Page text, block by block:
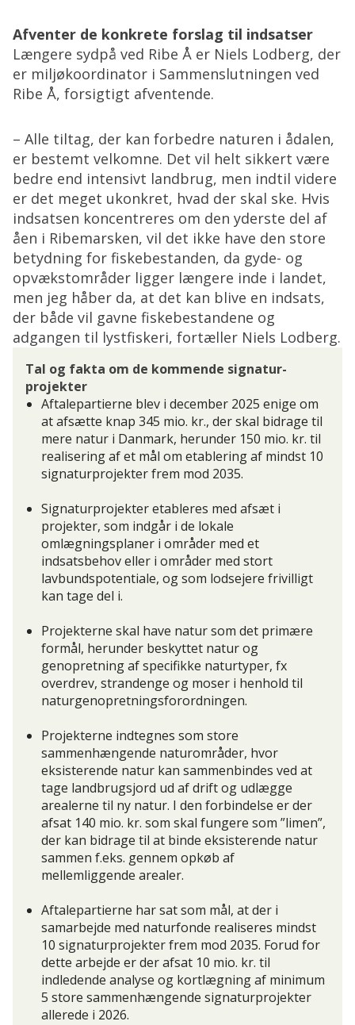
Tal og fakta om de kommende signatur-
projekter
Aftalepartierne blev i december 2025 enige om
at afsætte knap 345 mio. kr., der skal bidrage til
mere natur i Danmark, herunder 150 mio. kr. til
realisering af et mål om etablering af mindst 10
signaturprojekter frem mod 2035.
Signaturprojekter etableres med afsæt i
projekter, som indgår i de lokale
omlægningsplaner i områder med et
indsatsbehov eller i områder med stort
lavbundspotentiale, og som lodsejere frivilligt
kan tage del i.
Projekterne skal have natur som det primære
formål, herunder beskyttet natur og
genopretning af specifikke naturtyper, fx
overdrev, strandenge og moser i henhold til
naturgenopretningsforordningen.
Projekterne indtegnes som store
sammenhængende naturområder, hvor
eksisterende natur kan sammenbindes ved at
tage landbrugsjord ud af drift og udlægge
arealerne til ny natur. I den forbindelse er der
afsat 140 mio. kr. som skal fungere som ”limen”,
der kan bidrage til at binde eksisterende natur
sammen f.eks. gennem opkøb af
mellemliggende arealer.
Aftalepartierne har sat som mål, at der i
samarbejde med naturfonde realiseres mindst
10 signaturprojekter frem mod 2035. Forud for
dette arbejde er der afsat 10 mio. kr. til
indledende analyse og kortlægning af minimum
5 store sammenhængende signaturprojekter
allerede i 2026.
Afventer de konkrete forslag til indsatser
Længere sydpå ved Ribe Å er Niels Lodberg, der
er miljøkoordinator i Sammenslutningen ved
Ribe Å, forsigtigt afventende.
– Alle tiltag, der kan forbedre naturen i ådalen,
er bestemt velkomne. Det vil helt sikkert være
bedre end intensivt landbrug, men indtil videre
er det meget ukonkret, hvad der skal ske. Hvis
indsatsen koncentreres om den yderste del af
åen i Ribemarsken, vil det ikke have den store
betydning for fiskebestanden, da gyde- og
opvækstområder ligger længere inde i landet,
men jeg håber da, at det kan blive en indsats,
der både vil gavne fiskebestandene og
adgangen til lystfiskeri, fortæller Niels Lodberg.